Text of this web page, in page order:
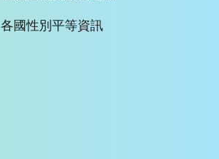
各國性別平等資訊